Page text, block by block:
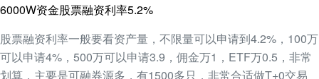
6000W资金股票融资利率5.2%
股票融资利率一般要看资产量，不限量可以申请到4.2%，100万
可以申请4%，500万可以申请3.9，佣金万1，ETF万0.5，非常
划算，主要是可融券源多，有1500多只，非常合适做T+0交易